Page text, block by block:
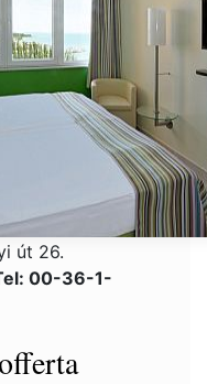
út 26.
00-36-1-